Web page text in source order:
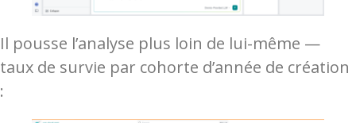
Il pousse l’analyse plus loin de lui-même —
taux de survie par cohorte d’année de création
: